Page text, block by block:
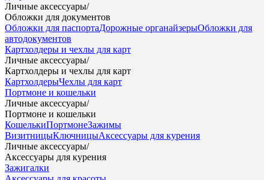
Личные аксессуары/
Обложки для документов
Обложки для паспортаДорожные органайзерыОбложки для
автодокументов
Картхолдеры и чехлы для карт
Личные аксессуары/
Картхолдеры и чехлы для карт
КартхолдерыЧехлы для карт
Портмоне и кошельки
Личные аксессуары/
Портмоне и кошельки
КошелькиПортмонеЗажимы
ВизитницыКлючницыАксессуары для курения
Личные аксессуары/
Аксессуары для курения
Зажигалки